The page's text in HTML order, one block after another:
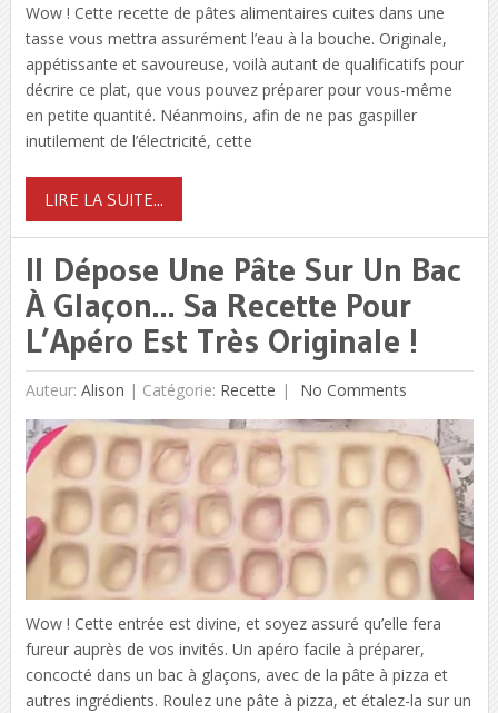
Wow ! Cette recette de pâtes alimentaires cuites dans une
tasse vous mettra assurément l’eau à la bouche. Originale,
appétissante et savoureuse, voilà autant de qualificatifs pour
décrire ce plat, que vous pouvez préparer pour vous-même
en petite quantité. Néanmoins, afin de ne pas gaspiller
inutilement de l’électricité, cette
LIRE LA SUITE...
Il Dépose Une Pâte Sur Un Bac
À Glaçon… Sa Recette Pour
L’Apéro Est Très Originale !
Auteur: Alison | Catégorie: Recette No Comments
Wow ! Cette entrée est divine, et soyez assuré qu’elle fera
fureur auprès de vos invités. Un apéro facile à préparer,
concocté dans un bac à glaçons, avec de la pâte à pizza et
autres ingrédients. Roulez une pâte à pizza, et étalez-la sur un